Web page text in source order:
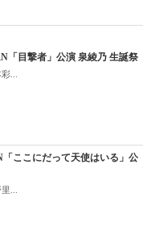
「目撃者」公演 泉綾乃 生誕祭
...
「ここにだって天使はいる」公
...